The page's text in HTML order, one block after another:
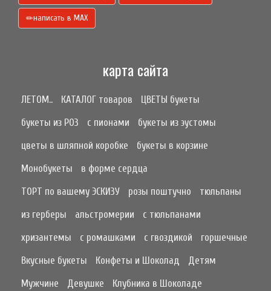
написать в МАХ
карта сайта
ЛЕТОМ.. КАТАЛОГ товаров
ЦВЕТЫ букеты
букеты из РОЗ
с пионами
букеты из эустомы
цветы в шляпной коробке
букеты в корзине
Монобукеты
в форме сердца
ТОРТ по вашему ЭСКИЗУ
розы поштучно
тюльпаны
из герберы
альстромерии
с тюльпанами
хризантемы
с ромашками с гвоздикой
горшечные
Вкусные букеты
Конфеты и Шоколад
Детям
Мужчине
Девушке
Клубника в Шоколаде